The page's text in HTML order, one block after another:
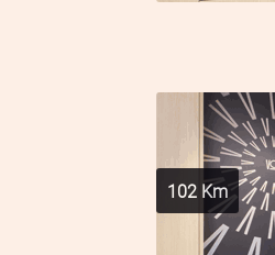
102 Km